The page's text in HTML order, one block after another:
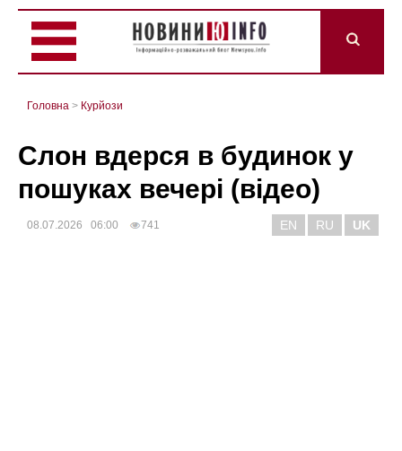
Головна > Курйози
Слон вдерся в будинок у
пошуках вечері (відео)
08.07.2026 06:00 741 EN RU UK